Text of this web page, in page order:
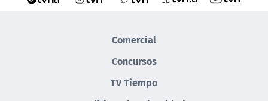
Comercial
Concursos
TV Tiempo